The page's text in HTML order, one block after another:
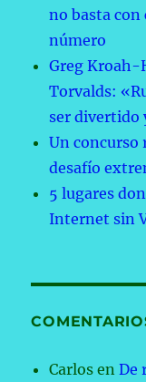
no basta
número
Greg Kroah-
Torvalds:
ser divertido
Un concurso
desafío
5 lugares
Internet sin
Carlos enDe